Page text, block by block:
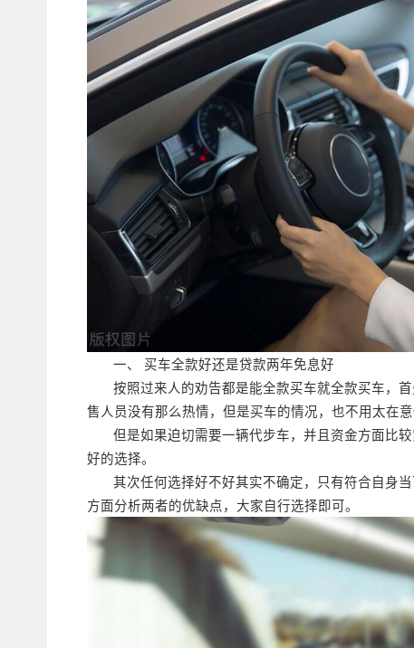
一、 买车全款好还是贷款两年免息好
按照过来人的劝告都是能全款买车就全款买车，
售人员没有那么热情，但是买车的情况，也不用太在意
但是如果迫切需要一辆代步车，并且资金方面比
好的选择。
其次任何选择好不好其实不确定，只有符合自身
方面分析两者的优缺点，大家自行选择即可。